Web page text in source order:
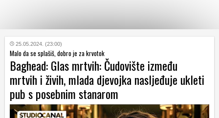
KATEGORIJE
HRVATSKI
WEB
25.05.2024. (23:00)
Malo da se splašiš, dobro je za krvotok
Baghead: Glas mrtvih: Čudovište između
mrtvih i živih, mlada djevojka nasljeđuje ukleti
pub s posebnim stanarom